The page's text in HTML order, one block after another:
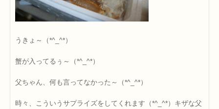
うきょ～（*^_^*）
蟹が入ってるぅ～（*^_^*）
父ちゃん、何も言ってなかった～（*^_^*）
時々、こういうサプライズをしてくれます（*^_^*）キザな父